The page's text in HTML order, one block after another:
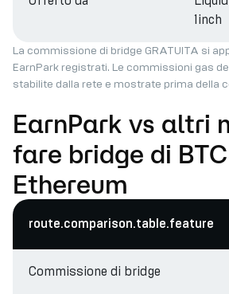
1inch
La commissione di bridge GRATUITA si
EarnPark registrati. Le commissioni gas
stabilite dalla rete e mostrate prima della
EarnPark vs altri
fare bridge di
Ethereum
route.comparison.table.feature
Commissione di bridge